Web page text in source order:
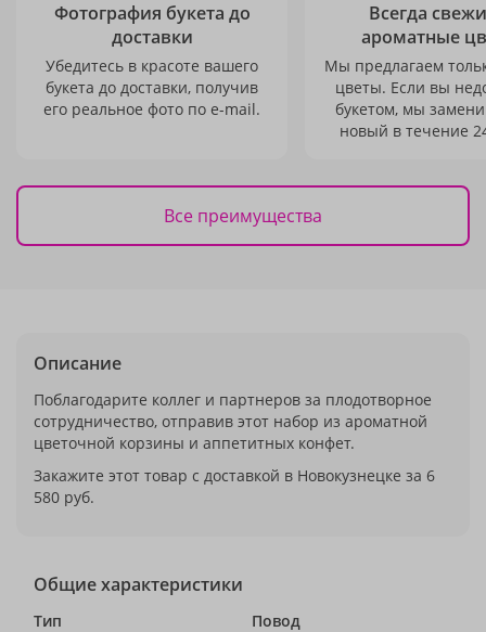
Фотография букета до
доставки
Убедитесь в красоте вашего
букета до доставки, получив
его реальное фото по e-mail.
Всегда
ароматные
Мы предлагаем
цветы. Если вы
букетом, мы
новый в течение
Все преимущества
Описание
Поблагодарите коллег и партнеров за плодотворное
сотрудничество, отправив этот набор из ароматной
цветочной корзины и аппетитных конфет.
Закажите этот товар с доставкой в Новокузнецке за 6
580 руб.
Общие характеристики
Тип
Повод